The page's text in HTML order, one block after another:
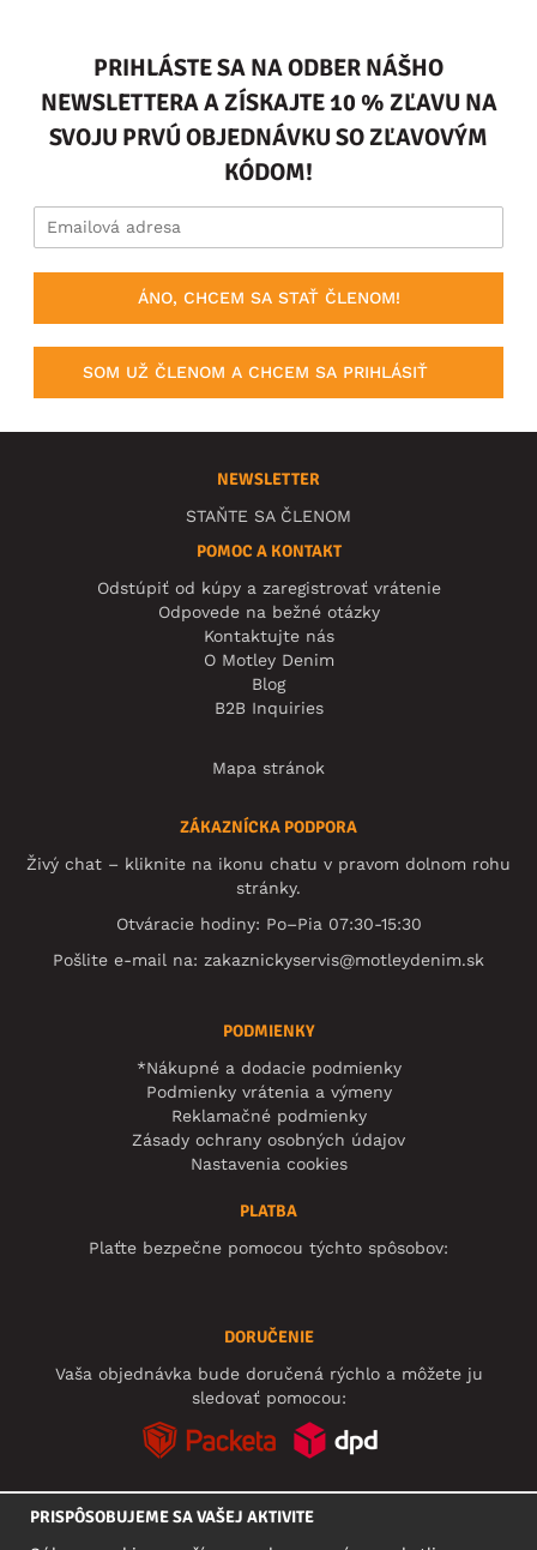
PRIHLÁSTE SA NA ODBER NÁŠHO
NEWSLETTERA A ZÍSKAJTE 10 % ZĽAVU NA
SVOJU PRVÚ OBJEDNÁVKU SO ZĽAVOVÝM
KÓDOM!
ÁNO, CHCEM SA STAŤ ČLENOM!
SOM UŽ ČLENOM A CHCEM SA PRIHLÁSIŤ
NEWSLETTER
STAŇTE SA ČLENOM
POMOC A KONTAKT
Odstúpiť od kúpy a zaregistrovať vrátenie
Odpovede na bežné otázky
Kontaktujte nás
O Motley Denim
Blog
B2B Inquiries
Mapa stránok
ZÁKAZNÍCKA PODPORA
Živý chat – kliknite na ikonu chatu v pravom dolnom rohu
stránky.
Otváracie hodiny: Po–Pia 07:30-15:30
Pošlite e-mail na: zakaznickyservis@motleydenim.sk
PODMIENKY
*Nákupné a dodacie podmienky
Podmienky vrátenia a výmeny
Reklamačné podmienky
Zásady ochrany osobných údajov
Nastavenia cookies
PLATBA
Plaťte bezpečne pomocou týchto spôsobov:
DORUČENIE
Vaša objednávka bude doručená rýchlo a môžete ju
sledovať pomocou:
PRISPÔSOBUJEME SA VAŠEJ AKTIVITE